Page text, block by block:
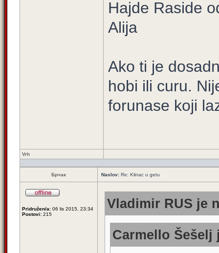
Hajde Raside
Alija
Ako ti je
hobi ili curu.
forunase koji
Vrh
Брчак Naslov: Re: Klinac u getu
Pridružen/a: 06 lis 2015, 23:34
Postovi: 215
Vladimir RUS je
Carmello Šešelj